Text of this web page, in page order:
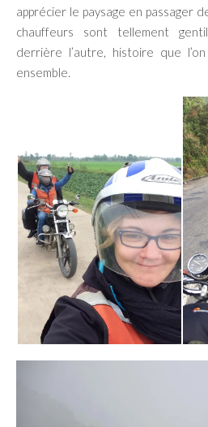
apprécier le paysage en passager
chauffeurs sont tellement
derrière l’autre, histoire que
ensemble.